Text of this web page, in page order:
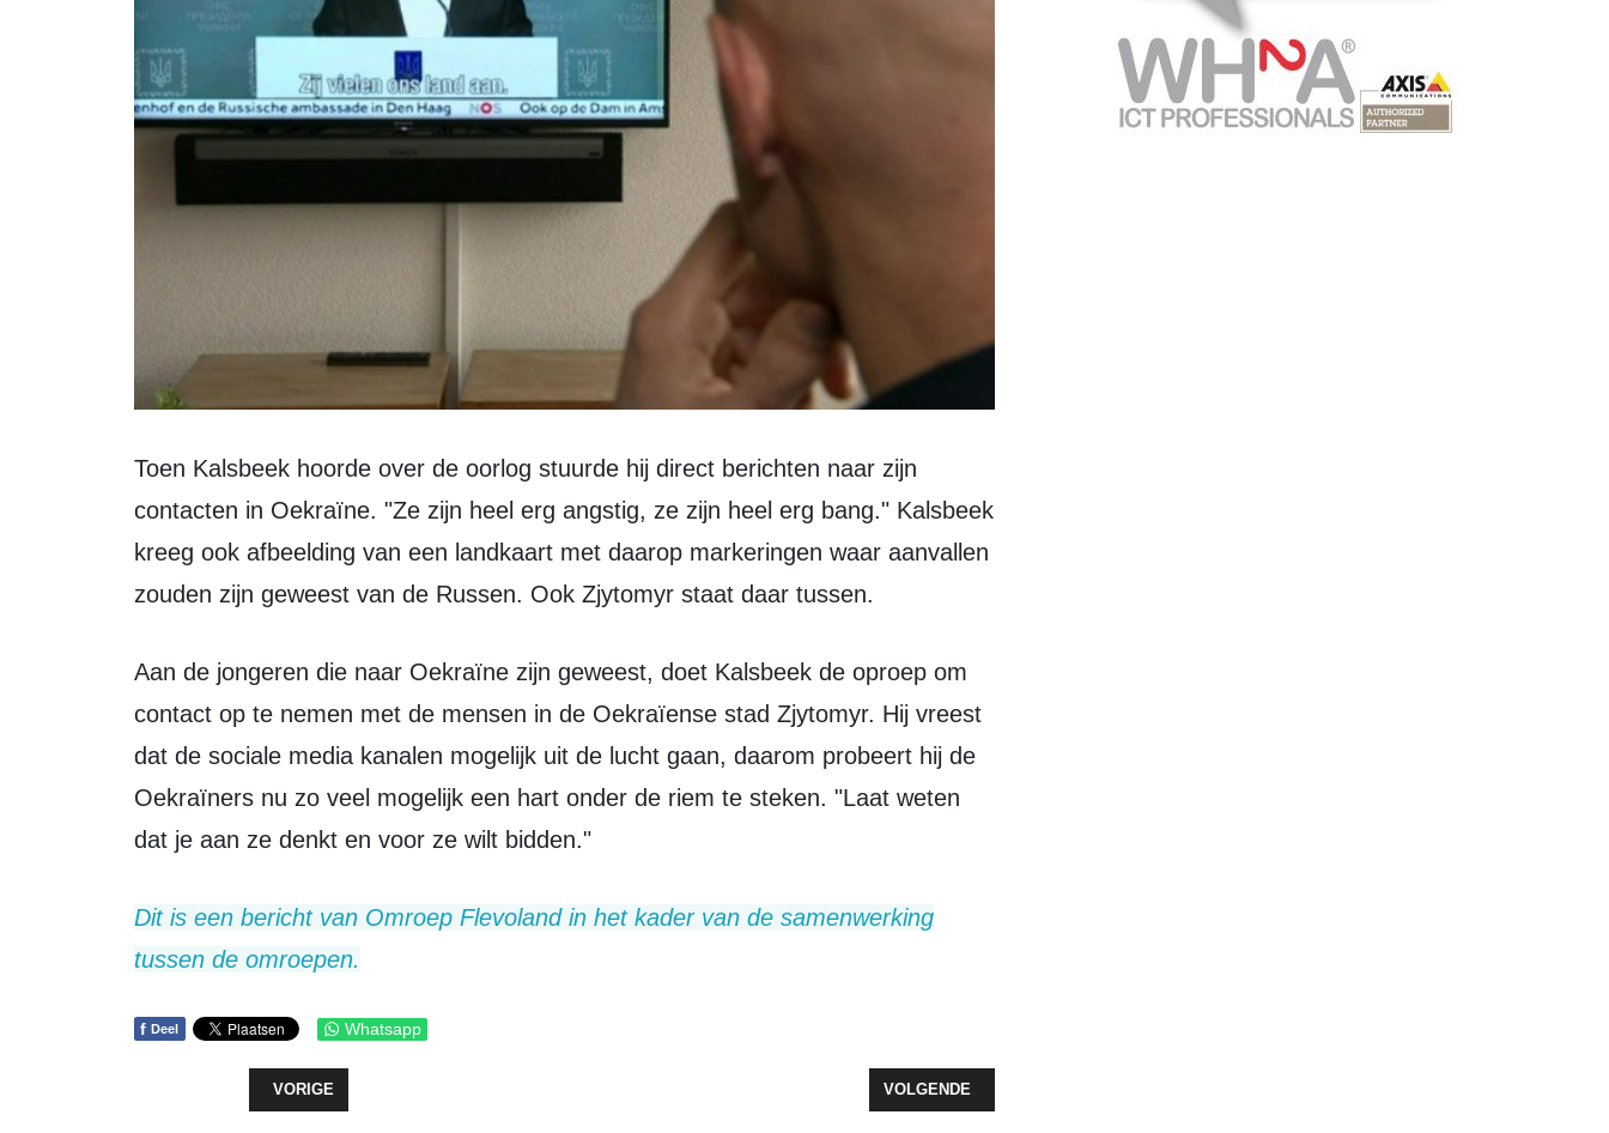
Toen Kalsbeek hoorde over de oorlog stuurde hij direct berichten naar zijn
contacten in Oekraïne. "Ze zijn heel erg angstig, ze zijn heel erg bang." Kalsbeek
kreeg ook afbeelding van een landkaart met daarop markeringen waar aanvallen
zouden zijn geweest van de Russen. Ook Zjytomyr staat daar tussen.
Aan de jongeren die naar Oekraïne zijn geweest, doet Kalsbeek de oproep om
contact op te nemen met de mensen in de Oekraïense stad Zjytomyr. Hij vreest
dat de sociale media kanalen mogelijk uit de lucht gaan, daarom probeert hij de
Oekraïners nu zo veel mogelijk een hart onder de riem te steken. "Laat weten
dat je aan ze denkt en voor ze wilt bidden."
Dit is een bericht van Omroep Flevoland in het kader van de samenwerking
tussen de omroepen.
f Deel Whatsapp
VORIG ARTIKEL: TWEETAL STRIJDT OM VOORLEESTITEL
VORIGE VOLGENDE ARTIKEL: ZEEWOLDENAAR VASTGEZET VOOR PINPASZAAK
VOLGENDE